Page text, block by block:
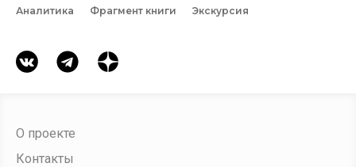
Аналитика
Фрагмент книги Экскурсия
О проекте
Контакты